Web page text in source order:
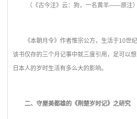
（《古今注》云：狗，一名黄羊——原注）
《本朝月令》作者惟宗公方，生活于10世
该书仅存的三个月记事中就三度引用，足可以
日本人的岁时生活有多么大的影响。
二、守屋美都雄的《荆楚岁时记》之研究